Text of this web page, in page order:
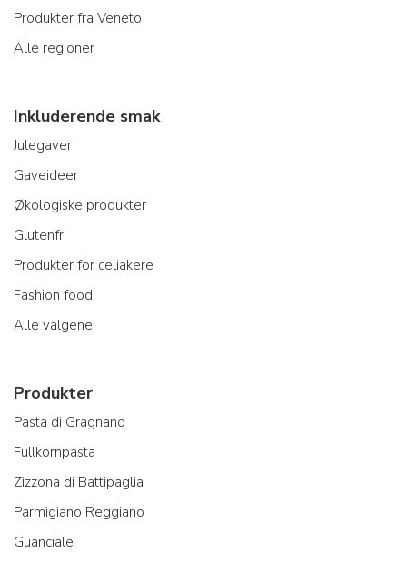
Produkter fra Veneto
Alle regioner
Inkluderende smak
Julegaver
Gaveideer
Økologiske produkter
Glutenfri
Produkter for celiakere
Fashion food
Alle valgene
Produkter
Pasta di Gragnano
Fullkornpasta
Zizzona di Battipaglia
Parmigiano Reggiano
Guanciale